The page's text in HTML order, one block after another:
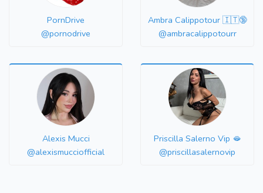
PornDrive
@pornodrive
Ambra Calippotour 🇮🇹🔞
@ambracalippotourr
Alexis Mucci
@alexismucciofficial
Priscilla Salerno Vip 🫦
@priscillasalernovip